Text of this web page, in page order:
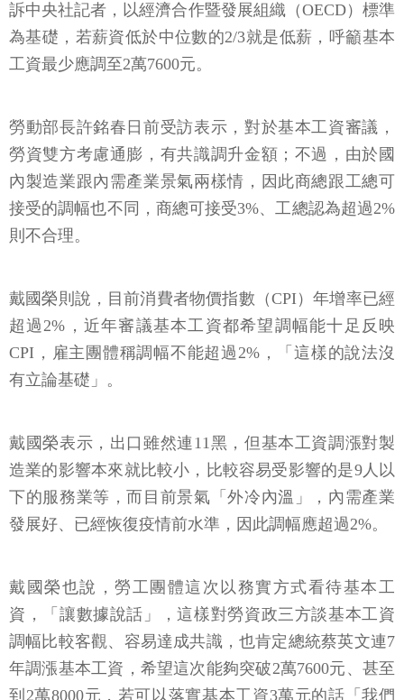
訴中央社記者，以經濟合作暨發展組織（OECD）標準
為基礎，若薪資低於中位數的2/3就是低薪，呼籲基本
工資最少應調至2萬7600元。
勞動部長許銘春日前受訪表示，對於基本工資審議，
勞資雙方考慮通膨，有共識調升金額；不過，由於國
內製造業跟內需產業景氣兩樣情，因此商總跟工總可
接受的調幅也不同，商總可接受3%、工總認為超過2%
則不合理。
戴國榮則說，目前消費者物價指數（CPI）年增率已經
超過2%，近年審議基本工資都希望調幅能十足反映
CPI，雇主團體稱調幅不能超過2%，「這樣的說法沒
有立論基礎」。
戴國榮表示，出口雖然連11黑，但基本工資調漲對製
造業的影響本來就比較小，比較容易受影響的是9人以
下的服務業等，而目前景氣「外冷內溫」，內需產業
發展好、已經恢復疫情前水準，因此調幅應超過2%。
戴國榮也說，勞工團體這次以務實方式看待基本工
資，「讓數據說話」，這樣對勞資政三方談基本工資
調幅比較客觀、容易達成共識，也肯定總統蔡英文連7
年調漲基本工資，希望這次能夠突破2萬7600元、甚至
到2萬8000元，若可以落實基本工資3萬元的話「我們